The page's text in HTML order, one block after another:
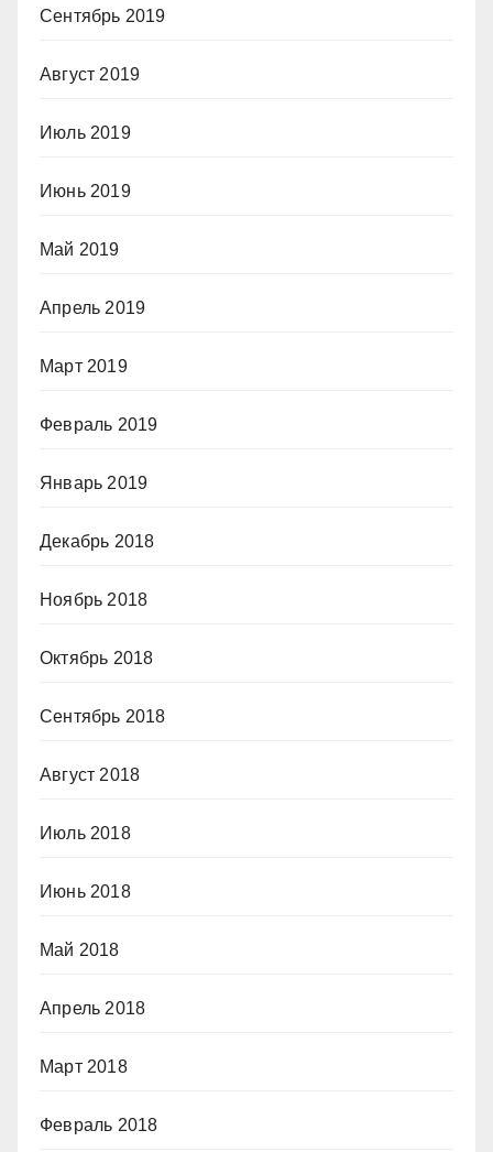
Сентябрь 2019
Август 2019
Июль 2019
Июнь 2019
Май 2019
Апрель 2019
Март 2019
Февраль 2019
Январь 2019
Декабрь 2018
Ноябрь 2018
Октябрь 2018
Сентябрь 2018
Август 2018
Июль 2018
Июнь 2018
Май 2018
Апрель 2018
Март 2018
Февраль 2018